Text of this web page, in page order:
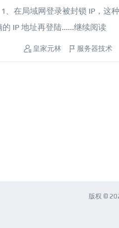
、在局域网登录被封锁 IP，这
IP 地址再登陆......继续阅读
皇家元林 服务器技术
版权 ©